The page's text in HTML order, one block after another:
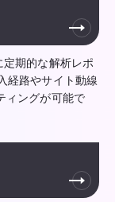
期的な解析レポ
経路やサイト動線
ィングが可能で